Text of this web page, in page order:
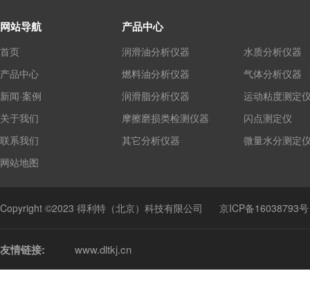
网站导航
首页
产品中心
新闻·案例
关于我们
联系我们
网站地图
产品中心
润滑油分析仪器
燃料油分析仪器
润滑脂分析仪器
摩擦磨损类检测仪器
其它分析仪器
水质分析仪器
气体分析仪器
运动粘度测定
闪点测定仪
微量水分测定
Copyright ©2023 得利特（北京）科技有限公司 京ICP备16038793号
友情链接: www.dltkj.cn